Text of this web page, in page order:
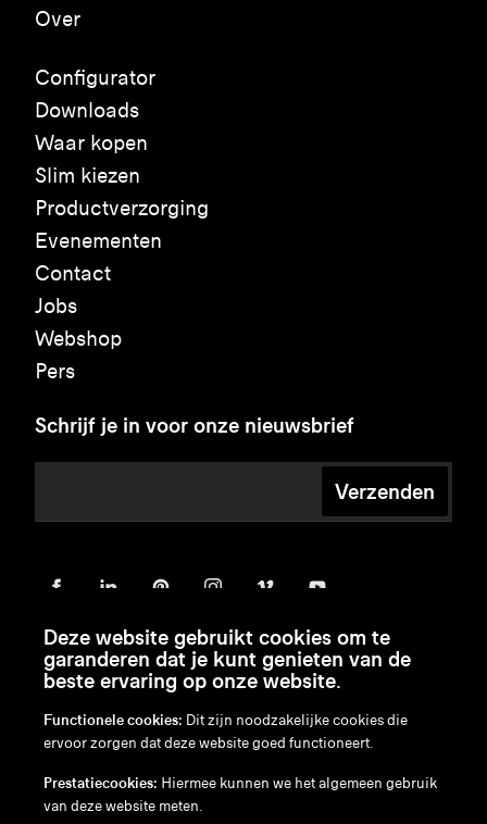
Over
Configurator
Downloads
Waar kopen
Slim kiezen
Productverzorging
Evenementen
Contact
Jobs
Webshop
Pers
Schrijf je in voor onze nieuwsbrief
Verzenden
en/nl/fr/de
Disclaimer
Deze website gebruikt cookies om te
garanderen dat je kunt genieten van de
beste ervaring op onze website.
Functionele cookies: Dit zijn noodzakelijke cookies die
ervoor zorgen dat deze website goed functioneert.
Prestatiecookies: Hiermee kunnen we het algemeen gebruik
van deze website meten.